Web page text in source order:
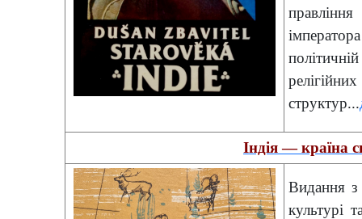
структур...
Індія — країна
Видання з
культурі